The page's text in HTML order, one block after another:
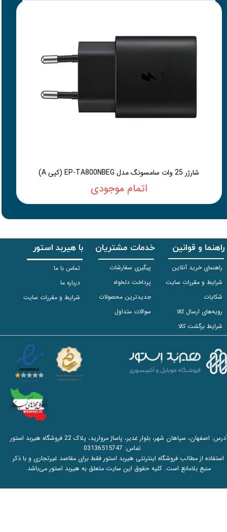
شارژر 25 وات سامسونگ مدل EP-TA800NBEG (کپی A)
اتمام موجودی
راهنما و قوانین
راهنمای خرید آنلاین
شرایط و مقررات سایت
شکایات
رویه‌های ارسال کالا
شرایط برگشت کالا
خدمات مشتریان
پیگیری سفارشات
پرداخت دلخواه
جدیدترین محصولات
سوالات متداول
با هیربد استور
تماس با ما
درباره ما
شرایط و مقررات سایت
آدرس: اصفهان، سپاهان شهر، بلوار غدیر، پاساژ مروارید، پلاک 22 فروشگاه هیربد استور
تماس: 03136515747
استفاده از مطالب فروشگاه اینترنتی هیربد استور فقط برای مقاصد غیرتجاری و با ذکر
منبع بلامانع است. کلیه حقوق این سایت متعلق به هیربد استور می‌باشد.​​​​​​​